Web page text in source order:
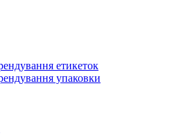
етикеток
упаковки